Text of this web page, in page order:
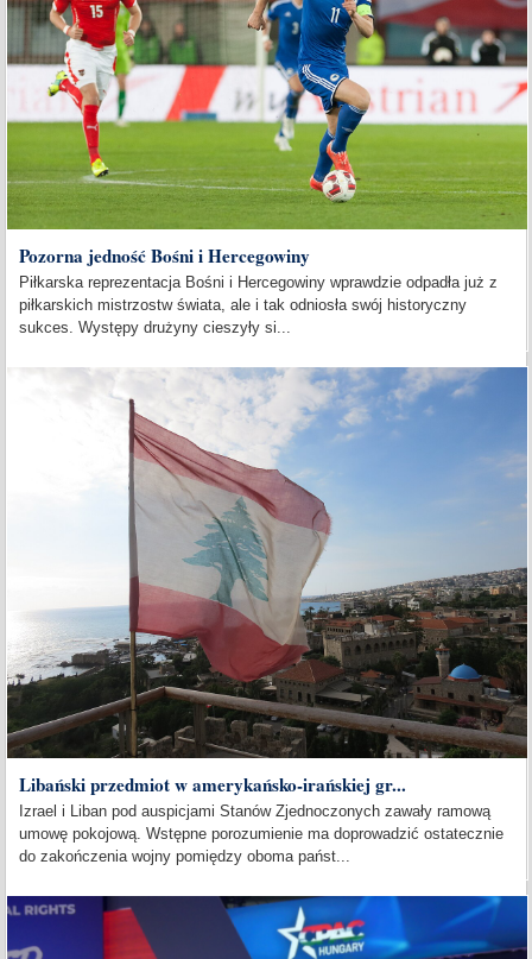
Pozorna jedność Bośni i Hercegowiny
Piłkarska reprezentacja Bośni i Hercegowiny wprawdzie odpadła już z
piłkarskich mistrzostw świata, ale i tak odniosła swój historyczny
sukces. Występy drużyny cieszyły si...
Libański przedmiot w amerykańsko-irańskiej gr...
Izrael i Liban pod auspicjami Stanów Zjednoczonych zawały ramową
umowę pokojową. Wstępne porozumienie ma doprowadzić ostatecznie
do zakończenia wojny pomiędzy oboma państ...